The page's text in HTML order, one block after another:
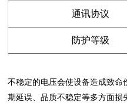
通讯协议
防护等级
不稳定的电压会使设备造成致
期延误、品质不稳定等多方面损